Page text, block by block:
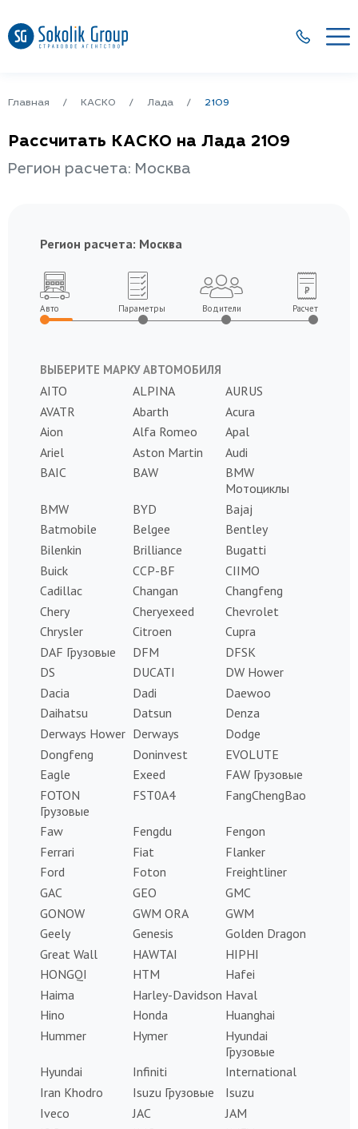
Главная КАСКО Лада 2109
Рассчитать КАСКО на Лада 2109
Регион расчета: Москва
Регион расчета: Москва
Авто Параметры Водители Расчет
ВЫБЕРИТЕ МАРКУ АВТОМОБИЛЯ
AITO ALPINA
AURUS
AVATR
Abarth
Acura
Aion
Alfa Romeo
Apal
Ariel
Aston Martin
Audi
BAIC
BAW
BMW
Мотоциклы
BMW
BYD
Bajaj
Batmobile
Belgee
Bentley
Bilenkin
Brilliance
Bugatti
Buick
CCP-BF
CIIMO
Cadillac
Changan
Changfeng
Chery
Cheryexeed
Chevrolet
Chrysler
Citroen
Cupra
DAF Грузовые
DFM
DFSK
DS
DUCATI
DW Hower
Dacia
Dadi
Daewoo
Daihatsu
Datsun
Denza
Derways Hower Derways
Dodge
Dongfeng
Doninvest
EVOLUTE
Eagle
Exeed
FAW Грузовые
FOTON
Грузовые
FST0A4 FangChengBao
Faw Fengdu
Fengon
Ferrari
Fiat
Flanker
Ford
Foton
Freightliner
GAC
GEO
GMC
GONOW
GWM ORA
GWM
Geely
Genesis
Golden Dragon
Great Wall
HAWTAI
HIPHI
HONGQI
HTM
Hafei
Haima
Harley-Davidson Haval
Hino
Honda
Huanghai
Hummer
Hymer
Hyundai
Грузовые
Hyundai
Infiniti
International
Iran Khodro
Isuzu Грузовые
Isuzu
Iveco
JAC
JAM